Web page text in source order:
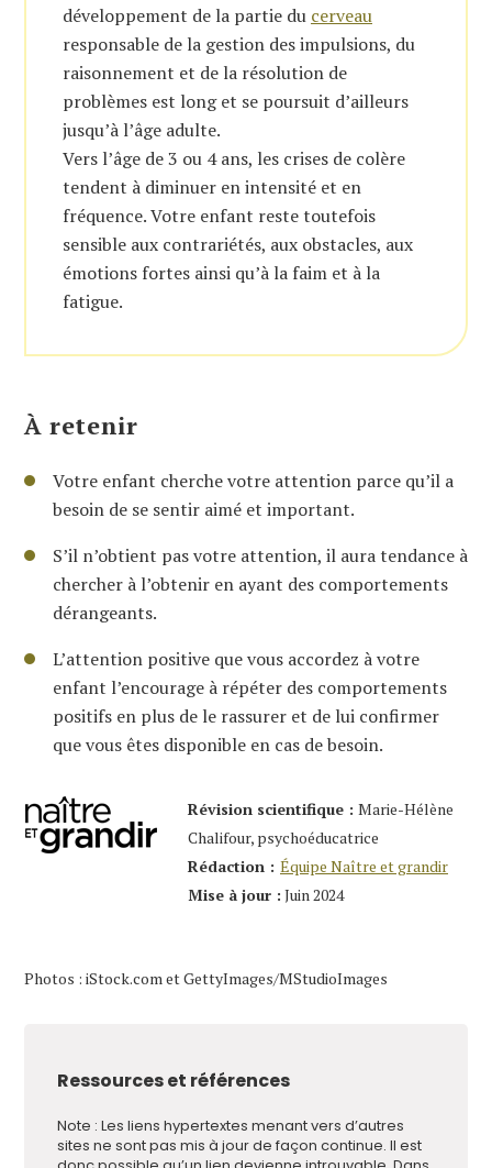
développement de la partie du cerveau
responsable de la gestion des impulsions, du
raisonnement et de la résolution de
problèmes est long et se poursuit d’ailleurs
jusqu’à l’âge adulte.
Vers l’âge de 3 ou 4 ans, les crises de colère
tendent à diminuer en intensité et en
fréquence. Votre enfant reste toutefois
sensible aux contrariétés, aux obstacles, aux
émotions fortes ainsi qu’à la faim et à la
fatigue.
À retenir
Votre enfant cherche votre attention parce qu’il a
besoin de se sentir aimé et important.
S’il n’obtient pas votre attention, il aura tendance à
chercher à l’obtenir en ayant des comportements
dérangeants.
L’attention positive que vous accordez à votre
enfant l’encourage à répéter des comportements
positifs en plus de le rassurer et de lui confirmer
que vous êtes disponible en cas de besoin.
Révision scientifique : Marie-Hélène
Chalifour, psychoéducatrice
Rédaction : Équipe Naître et grandir
Mise à jour : Juin 2024
Photos : iStock.com et GettyImages/MStudioImages
Ressources et références
Note : Les liens hypertextes menant vers d’autres
sites ne sont pas mis à jour de façon continue. Il est